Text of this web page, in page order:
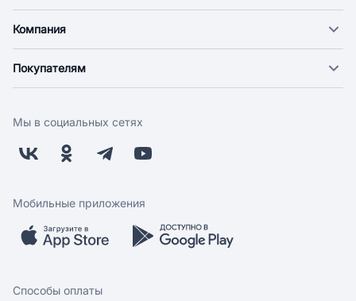
Компания
Новости
Поставщикам
Заводчикам
Обратная связь
Покупателям
Оплата
Бонусная программа
Скидки и акции
Мобильное приложение
Мы в социальных сетях
Мобильные приложения
Способы оплаты